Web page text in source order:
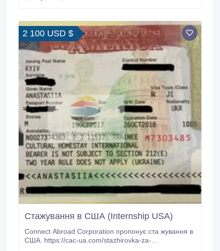
2 100 USD $
Стажування в США (Internship USA)
Connect Abroad Corporation пропонує ста жування в
США. https://cac-ua.com/stazhirovka-za-